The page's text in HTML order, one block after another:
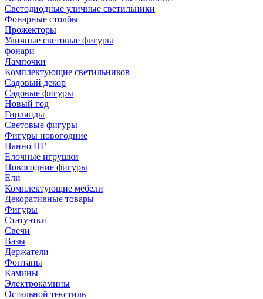
Светодиодные уличные светильники
Фонарные столбы
Прожекторы
Уличные световые фигуры
фонари
Лампочки
Комплектующие светильников
Садовый декор
Садовые фигуры
Новый год
Гирлянды
Световые фигуры
Фигуры новогодние
Панно НГ
Елочные игрушки
Новогодние фигуры
Ели
Комплектующие мебели
Декоративные товары
Фигуры
Статуэтки
Свечи
Вазы
Держатели
Фонтаны
Камины
Электрокамины
Остальной текстиль